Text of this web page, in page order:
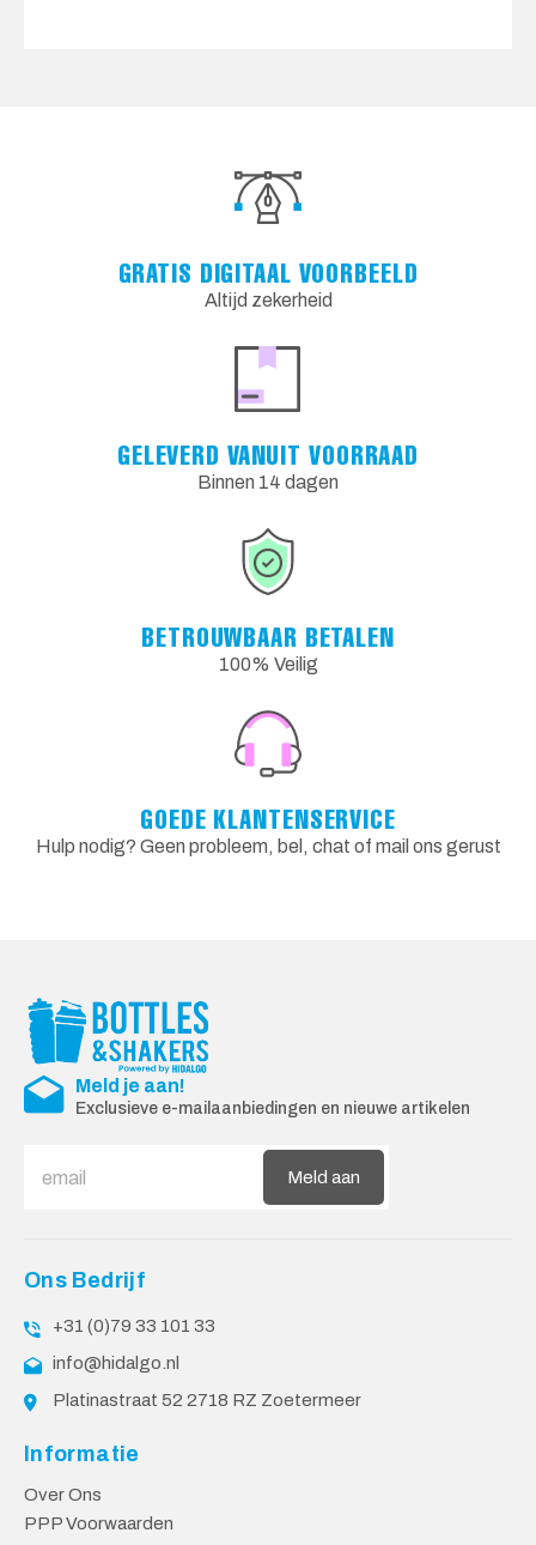
GRATIS DIGITAAL VOORBEELD
Altijd zekerheid
GELEVERD VANUIT VOORRAAD
Binnen 14 dagen
BETROUWBAAR BETALEN
100% Veilig
GOEDE KLANTENSERVICE
Hulp nodig? Geen probleem, bel, chat of mail ons gerust
Meld je aan!
Exclusieve e-mailaanbiedingen en nieuwe artikelen
Meld aan
Ons Bedrijf
+31 (0)79 33 101 33
info@hidalgo.nl
Platinastraat 52 2718 RZ Zoetermeer
Informatie
Over Ons
PPP Voorwaarden